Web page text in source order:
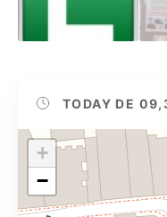
TODAY DE
+
−